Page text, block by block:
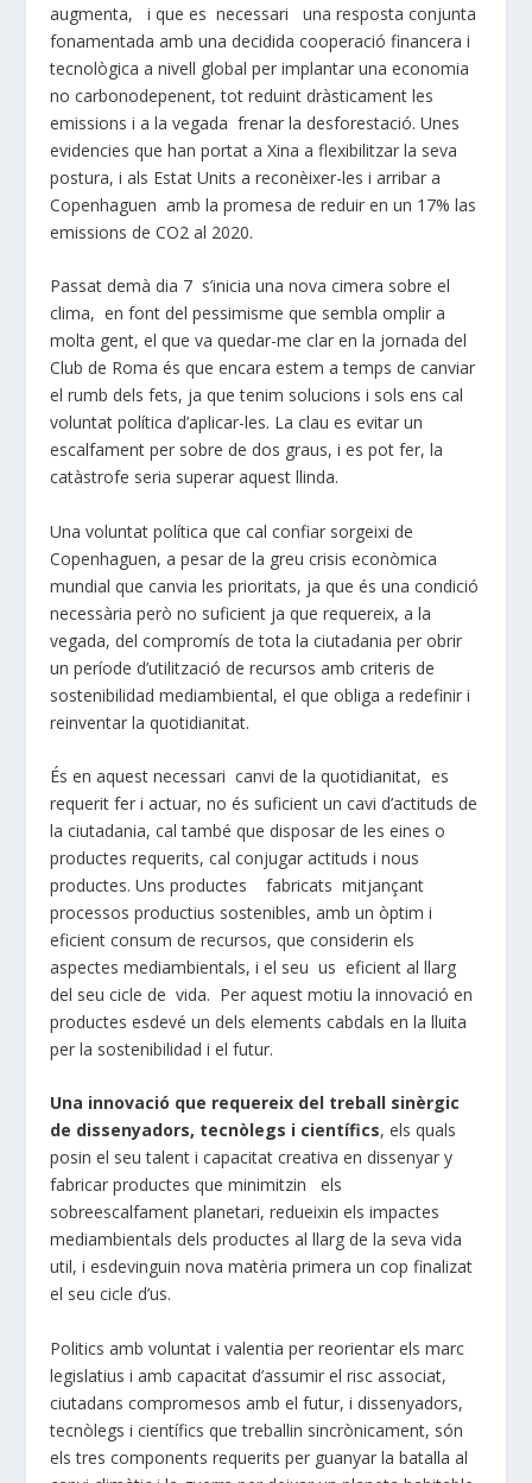
augmenta, i que es necessari una resposta conjunta
fonamentada amb una decidida cooperació financera i
tecnològica a nivell global per implantar una economia
no carbonodepenent, tot reduint dràsticament les
emissions i a la vegada frenar la desforestació. Unes
evidencies que han portat a Xina a flexibilitzar la seva
postura, i als Estat Units a reconèixer-les i arribar a
Copenhaguen amb la promesa de reduir en un 17% las
emissions de CO2 al 2020.
Passat demà dia 7 s’inicia una nova cimera sobre el
clima, en font del pessimisme que sembla omplir a
molta gent, el que va quedar-me clar en la jornada del
Club de Roma és que encara estem a temps de canviar
el rumb dels fets, ja que tenim solucions i sols ens cal
voluntat política d’aplicar-les. La clau es evitar un
escalfament per sobre de dos graus, i es pot fer, la
catàstrofe seria superar aquest llinda.
Una voluntat política que cal confiar sorgeixi de
Copenhaguen, a pesar de la greu crisis econòmica
mundial que canvia les prioritats, ja que és una condició
necessària però no suficient ja que requereix, a la
vegada, del compromís de tota la ciutadania per obrir
un període d’utilització de recursos amb criteris de
sostenibilidad mediambiental, el que obliga a redefinir i
reinventar la quotidianitat.
És en aquest necessari canvi de la quotidianitat, es
requerit fer i actuar, no és suficient un cavi d’actituds de
la ciutadania, cal també que disposar de les eines o
productes requerits, cal conjugar actituds i nous
productes. Uns productes fabricats mitjançant
processos productius sostenibles, amb un òptim i
eficient consum de recursos, que considerin els
aspectes mediambientals, i el seu us eficient al llarg
del seu cicle de vida. Per aquest motiu la innovació en
productes esdevé un dels elements cabdals en la lluita
per la sostenibilidad i el futur.
Una innovació que requereix del treball sinèrgic
de dissenyadors, tecnòlegs i científics, els quals
posin el seu talent i capacitat creativa en dissenyar y
fabricar productes que minimitzin els
sobreescalfament planetari, redueixin els impactes
mediambientals dels productes al llarg de la seva vida
util, i esdevinguin nova matèria primera un cop finalizat
el seu cicle d’us.
Politics amb voluntat i valentia per reorientar els marc
legislatius i amb capacitat d’assumir el risc associat,
ciutadans compromesos amb el futur, i dissenyadors,
tecnòlegs i científics que treballin sincrònicament, són
els tres components requerits per guanyar la batalla al